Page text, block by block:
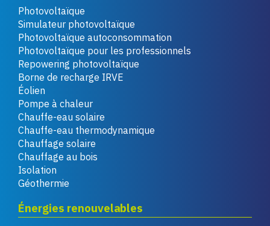
Photovoltaïque
Simulateur photovoltaïque
Photovoltaïque autoconsommation
Photovoltaïque pour les professionnels
Repowering photovoltaïque
Borne de recharge IRVE
Éolien
Pompe à chaleur
Chauffe-eau solaire
Chauffe-eau thermodynamique
Chauffage solaire
Chauffage au bois
Isolation
Géothermie
Énergies renouvelables